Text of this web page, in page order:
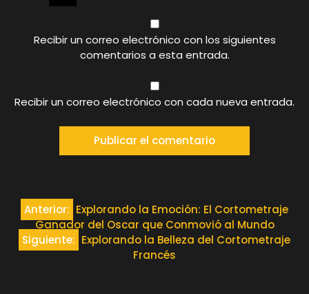
Recibir un correo electrónico con los siguientes
comentarios a esta entrada.
Recibir un correo electrónico con cada nueva entrada.
Navegación
de
Anterior: Explorando la Emoción: El Cortometraje
Ganador del Oscar que Conmovió al Mundo
Siguiente: Explorando la Belleza del Cortometraje
Francés